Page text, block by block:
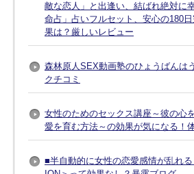
敵な恋人」と出逢い、結ばれ絶対に
命占」占いフルセット、安心の180
果は？厳しいレビュー
森林原人SEX動画塾のひょうばん
クチコミ
女性のためのセックス講座～彼の心
愛を育む方法～の効果が気になる！
■半自動的に女性の恋愛感情が乱れ